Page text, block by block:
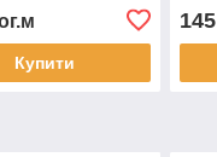
Купити
145